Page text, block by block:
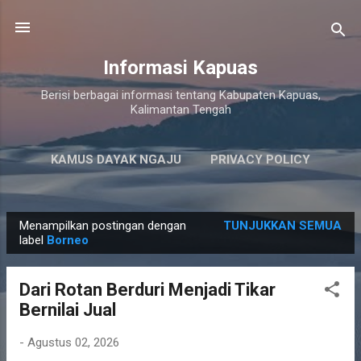
Informasi Kapuas
Berisi berbagai informasi tentang Kabupaten Kapuas,
Kalimantan Tengah
KAMUS DAYAK NGAJU PRIVACY POLICY
LAINNYA…
o
Menampilkan postingan dengan
label Borneo
TUNJUKKAN SEMUA
Dari Rotan Berduri Menjadi Tikar
Bernilai Jual
- Agustus 02, 2026